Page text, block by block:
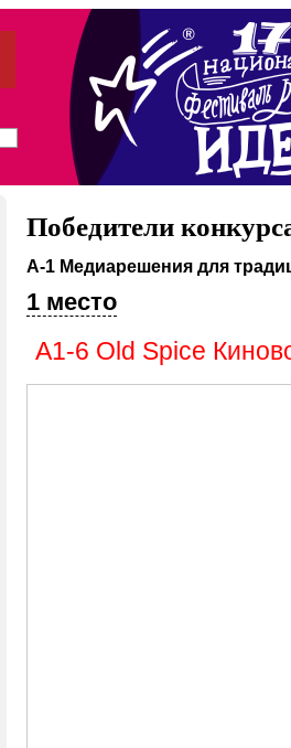
Победители
А-1 Медиарешения для
1 место
А1-6 Old Spice